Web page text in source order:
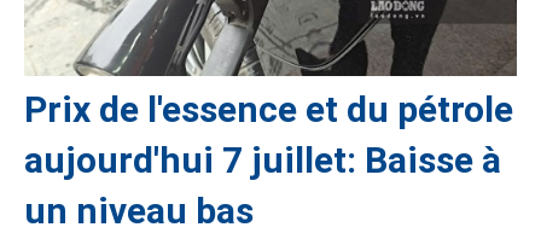
Prix de l'essence et du pétrole
aujourd'hui 7 juillet: Baisse à
un niveau bas